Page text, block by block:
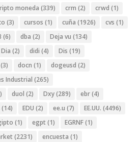
moneda (339) crm (2) crwd (1)
(3) cursos (1) cuña (1926) cvs (1)
(6) dba (2) Deja vu (134)
Dia (2) didi (4) Dis (19)
(3) docn (1) dogeusd (2)
Industrial (265)
duol (2) Dxy(289) ebr(4)
(14) EDU (2) ee.u (7) EE.UU. (4496)
(1) egpt (1) EGRNF(1)
(2231) encuesta (1)